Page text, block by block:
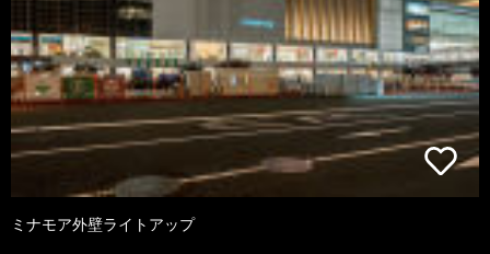
ミナモア外壁ライトアップ